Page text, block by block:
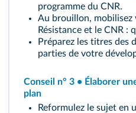
programme du CNR.
Au brouillon, mobilisez
Résistance et le CNR :
Préparez les titres des
parties de votre
Conseil n° 3 • Élaborer
plan
Reformulez le sujet en